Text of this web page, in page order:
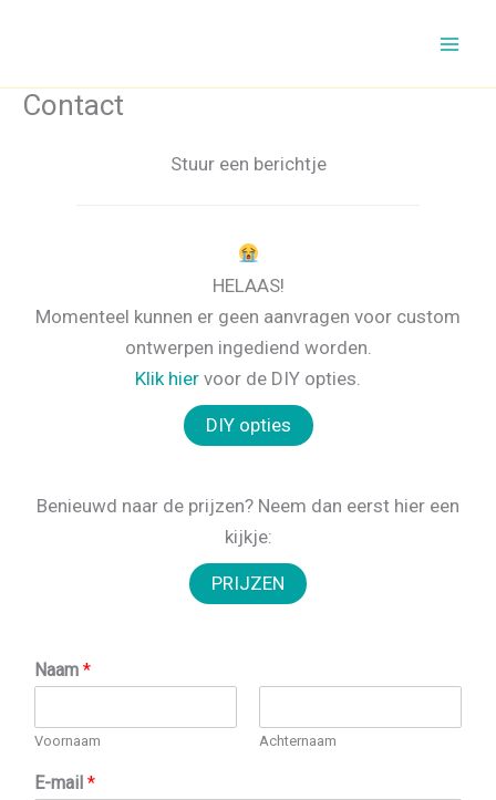
inhoud
Contact
Stuur een berichtje
HELAAS!
Momenteel kunnen er geen aanvragen voor custom
ontwerpen ingediend worden.
Klik hier voor de DIY opties.
Benieuwd naar de prijzen? Neem dan eerst hier een
kijkje:
Naam *
Voornaam Achternaam
E-mail *